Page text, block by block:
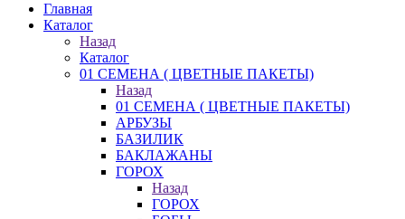
Главная
Каталог
Назад
Каталог
01 СЕМЕНА ( ЦВЕТНЫЕ ПАКЕТЫ)
Назад
01 СЕМЕНА ( ЦВЕТНЫЕ ПАКЕТЫ)
АРБУЗЫ
БАЗИЛИК
БАКЛАЖАНЫ
ГОРОХ
Назад
ГОРОХ